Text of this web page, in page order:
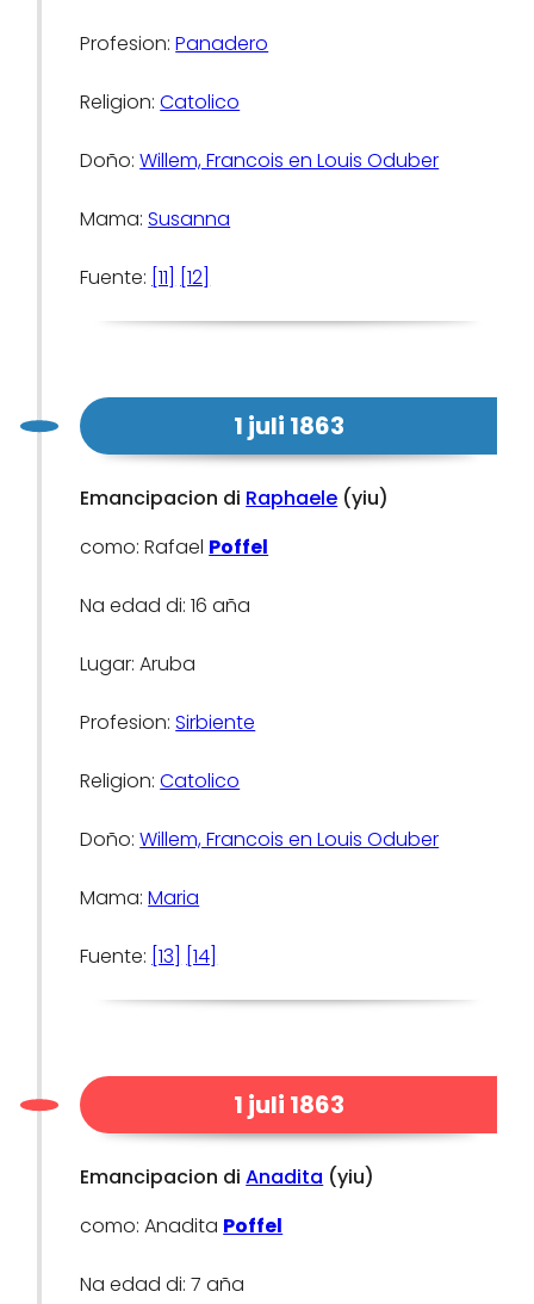
Profesion:Panadero
Religion:Catolico
Doño:Willem, Francois en Louis Oduber
Mama:Susanna
Fuente: [11] [12]
1 juli 1863
Emancipacion di Raphaele (yiu)
como: Rafael Poffel
Na edad di: 16 aña
Lugar: Aruba
Profesion:Sirbiente
Religion:Catolico
Doño:Willem, Francois en Louis Oduber
Mama:Maria
Fuente: [13] [14]
1 juli 1863
Emancipacion diAnadita (yiu)
como: Anadita Poffel
Na edad di: 7 aña